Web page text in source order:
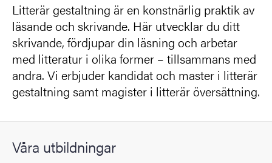
Litterär gestaltning är en konstnärlig praktik av
läsande och skrivande. Här utvecklar du ditt
skrivande, fördjupar din läsning och arbetar
med litteratur i olika former – tillsammans med
andra. Vi erbjuder kandidat och master i litterär
gestaltning samt magister i litterär översättning.
Våra utbildningar